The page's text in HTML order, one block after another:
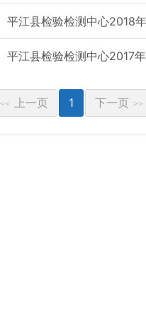
平江县检验检测中心2018
平江县检验检测中心2017
<< 上一页 1 下一页 >>